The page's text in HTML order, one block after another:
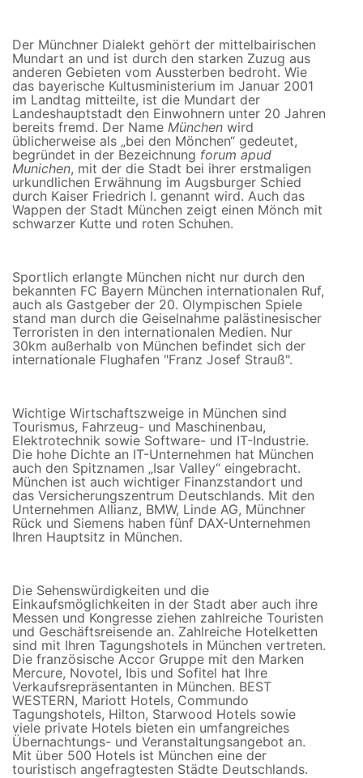
Der Münchner Dialekt gehört der mittelbairischen
Mundart an und ist durch den starken Zuzug aus
anderen Gebieten vom Aussterben bedroht. Wie
das bayerische Kultusministerium im Januar 2001
im Landtag mitteilte, ist die Mundart der
Landeshauptstadt den Einwohnern unter 20 Jahren
bereits fremd. Der Name München wird
üblicherweise als „bei den Mönchen“ gedeutet,
begründet in der Bezeichnung forum apud
Munichen, mit der die Stadt bei ihrer erstmaligen
urkundlichen Erwähnung im Augsburger Schied
durch Kaiser Friedrich I. genannt wird. Auch das
Wappen der Stadt München zeigt einen Mönch mit
schwarzer Kutte und roten Schuhen.
Sportlich erlangte München nicht nur durch den
bekannten FC Bayern München internationalen Ruf,
auch als Gastgeber der 20. Olympischen Spiele
stand man durch die Geiselnahme palästinesischer
Terroristen in den internationalen Medien. Nur
30km außerhalb von München befindet sich der
internationale Flughafen "Franz Josef Strauß".
Wichtige Wirtschaftszweige in München sind
Tourismus, Fahrzeug- und Maschinenbau,
Elektrotechnik sowie Software- und IT-Industrie.
Die hohe Dichte an IT-Unternehmen hat München
auch den Spitznamen „Isar Valley“ eingebracht.
München ist auch wichtiger Finanzstandort und
das Versicherungszentrum Deutschlands. Mit den
Unternehmen Allianz, BMW, Linde AG, Münchner
Rück und Siemens haben fünf DAX-Unternehmen
Ihren Hauptsitz in München.
Die Sehenswürdigkeiten und die
Einkaufsmöglichkeiten in der Stadt aber auch ihre
Messen und Kongresse ziehen zahlreiche Touristen
und Geschäftsreisende an. Zahlreiche Hotelketten
sind mit Ihren Tagungshotels in München vertreten.
Die französische Accor Gruppe mit den Marken
Mercure, Novotel, Ibis und Sofitel hat Ihre
Verkaufsrepräsentanten in München. BEST
WESTERN, Mariott Hotels, Commundo
Tagungshotels, Hilton, Starwood Hotels sowie
viele private Hotels bieten ein umfangreiches
Übernachtungs- und Veranstaltungsangebot an.
Mit über 500 Hotels ist München eine der
touristisch angefragtesten Städte Deutschlands.